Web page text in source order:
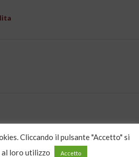
Cliccando il pulsante "Accetto" si
al loro utilizzo
Accetto